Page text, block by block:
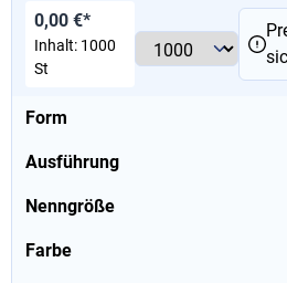
Form
Ausführung
Nenngröße
Farbe
0,00 €*
Inhalt: 1000
St